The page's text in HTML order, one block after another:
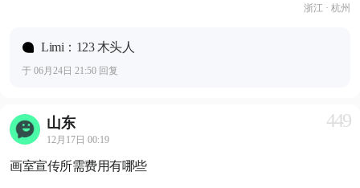
浙江 · 杭州
Limi：123 木头人
于 06月24日 21:50 回复
山东
12月17日 00:19
449
画室宣传所需费用有哪些